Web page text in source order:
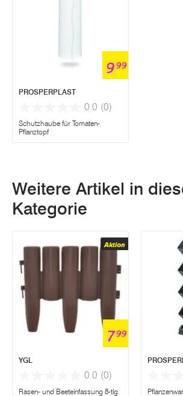
999
PROSPERPLAST
0.0 (0)
Schutzhaube für Tomaten-
Pflanztopf
Weitere Artikel in
Kategorie
Aktion
799
YGL
0.0 (0)
Rasen- und Beeteinfassung 8-tlg.